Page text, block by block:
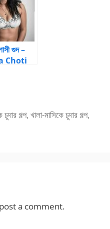
গুদ –
Choti
গল্প,খালা-মাসিকে চুদার গল্প,
a comment.